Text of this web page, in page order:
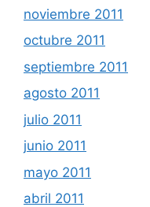
noviembre 2011
octubre 2011
septiembre 2011
agosto 2011
julio 2011
junio 2011
mayo 2011
abril 2011